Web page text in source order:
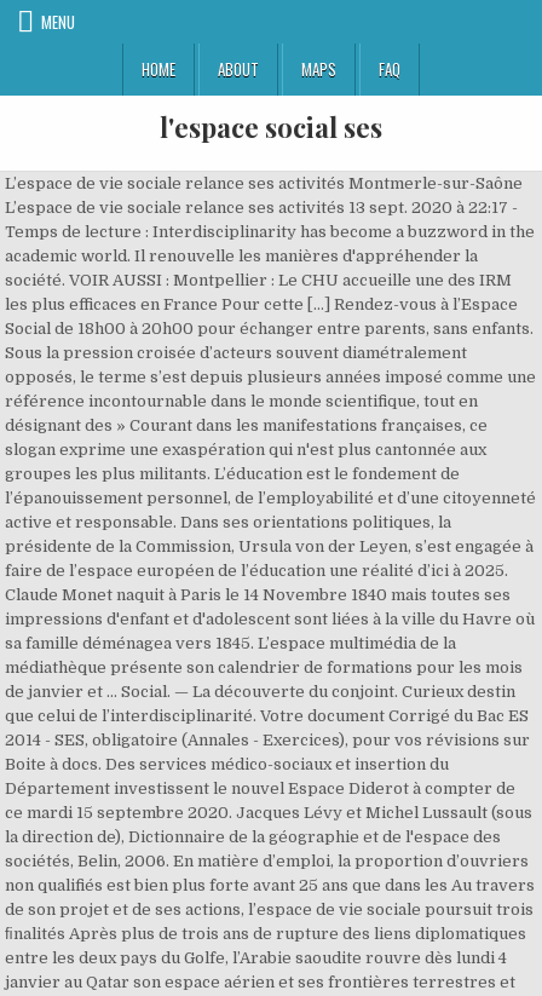
MENU
HOME
ABOUT MAPS FAQ
l'espace social ses
L’espace de vie sociale relance ses activités Montmerle-sur-Saône
L’espace de vie sociale relance ses activités 13 sept. 2020 à 22:17 -
Temps de lecture : Interdisciplinarity has become a buzzword in the
academic world. Il renouvelle les manières d'appréhender la
société. VOIR AUSSI : Montpellier : Le CHU accueille une des IRM
les plus efficaces en France Pour cette […] Rendez-vous à l’Espace
Social de 18h00 à 20h00 pour échanger entre parents, sans enfants.
Sous la pression croisée d’acteurs souvent diamétralement
opposés, le terme s’est depuis plusieurs années imposé comme une
référence incontournable dans le monde scientifique, tout en
désignant des » Courant dans les manifestations françaises, ce
slogan exprime une exaspération qui n'est plus cantonnée aux
groupes les plus militants. L’éducation est le fondement de
l’épanouissement personnel, de l’employabilité et d’une citoyenneté
active et responsable. Dans ses orientations politiques, la
présidente de la Commission, Ursula von der Leyen, s’est engagée à
faire de l’espace européen de l’éducation une réalité d’ici à 2025.
Claude Monet naquit à Paris le 14 Novembre 1840 mais toutes ses
impressions d'enfant et d'adolescent sont liées à la ville du Havre où
sa famille déménagea vers 1845. L’espace multimédia de la
médiathèque présente son calendrier de formations pour les mois
de janvier et ... Social. — La découverte du conjoint. Curieux destin
que celui de l’interdisciplinarité. Votre document Corrigé du Bac ES
2014 - SES, obligatoire (Annales - Exercices), pour vos révisions sur
Boite à docs. Des services médico-sociaux et insertion du
Département investissent le nouvel Espace Diderot à compter de
ce mardi 15 septembre 2020. Jacques Lévy et Michel Lussault (sous
la direction de), Dictionnaire de la géographie et de l'espace des
sociétés, Belin, 2006. En matière d’emploi, la proportion d’ouvriers
non qualifiés est bien plus forte avant 25 ans que dans les Au travers
de son projet et de ses actions, l’espace de vie sociale poursuit trois
ﬁnalités Après plus de trois ans de rupture des liens diplomatiques
entre les deux pays du Golfe, l’Arabie saoudite rouvre dès lundi 4
janvier au Qatar son espace aérien et ses frontières terrestres et